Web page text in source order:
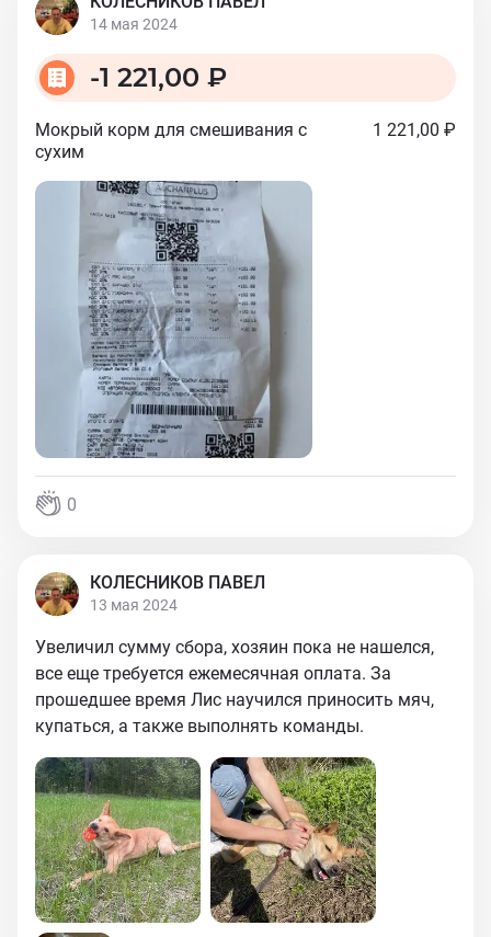
14 мая 2024
-1 221,00 ₽
Мокрый корм для смешивания с
сухим
1 221,00 ₽
0
КОЛЕСНИКОВ ПАВЕЛ
13 мая 2024
Увеличил сумму сбора, хозяин пока не нашелся,
все еще требуется ежемесячная оплата. За
прошедшее время Лис научился приносить мяч,
купаться, а также выполнять команды.